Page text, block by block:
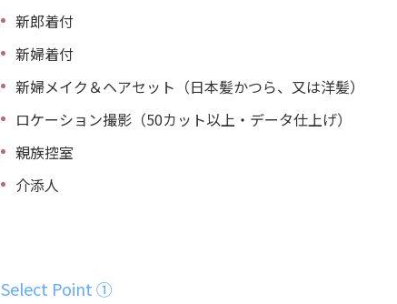
新郎着付
新婦着付
新婦メイク＆ヘアセット（日本髪かつら、又は洋髪）
ロケーション撮影（50カット以上・データ仕上げ）
親族控室
介添人
Select Point ①